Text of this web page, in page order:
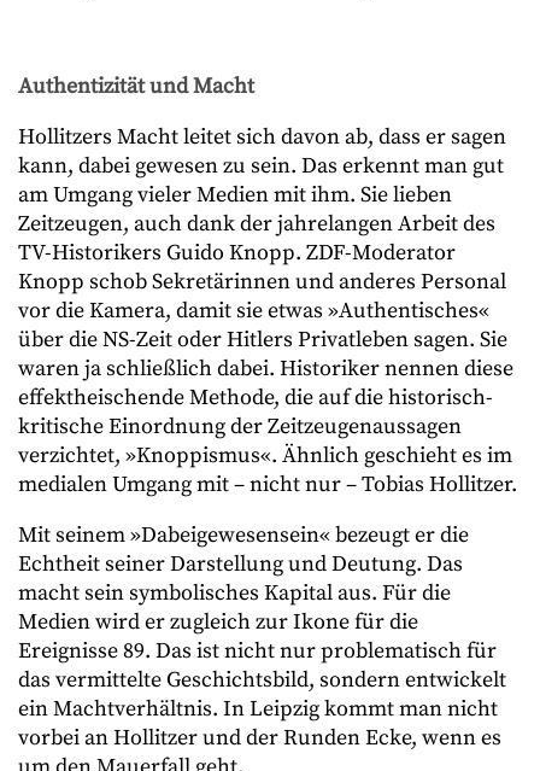
Authentizität und Macht
Hollitzers Macht leitet sich davon ab, dass er sagen
kann, dabei gewesen zu sein. Das erkennt man gut
am Umgang vieler Medien mit ihm. Sie lieben
Zeitzeugen, auch dank der jahrelangen Arbeit des
TV-Historikers Guido Knopp. ZDF-Moderator
Knopp schob Sekretärinnen und anderes Personal
vor die Kamera, damit sie etwas »Authentisches«
über die NS-Zeit oder Hitlers Privatleben sagen. Sie
waren ja schließlich dabei. Historiker nennen diese
effektheischende Methode, die auf die historisch-
kritische Einordnung der Zeitzeugenaussagen
verzichtet, »Knoppismus«. Ähnlich geschieht es im
medialen Umgang mit – nicht nur – Tobias Hollitzer.
Mit seinem »Dabeigewesensein« bezeugt er die
Echtheit seiner Darstellung und Deutung. Das
macht sein symbolisches Kapital aus. Für die
Medien wird er zugleich zur Ikone für die
Ereignisse 89. Das ist nicht nur problematisch für
das vermittelte Geschichtsbild, sondern entwickelt
ein Machtverhältnis. In Leipzig kommt man nicht
vorbei an Hollitzer und der Runden Ecke, wenn es